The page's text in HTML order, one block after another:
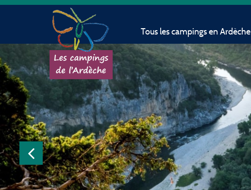
Tous les campings en Ardèche